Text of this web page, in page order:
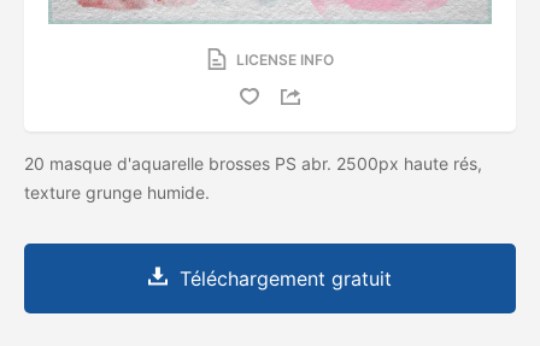
LICENSE INFO
20 masque d'aquarelle brosses PS abr. 2500px haute rés,
texture grunge humide.
Téléchargement gratuit